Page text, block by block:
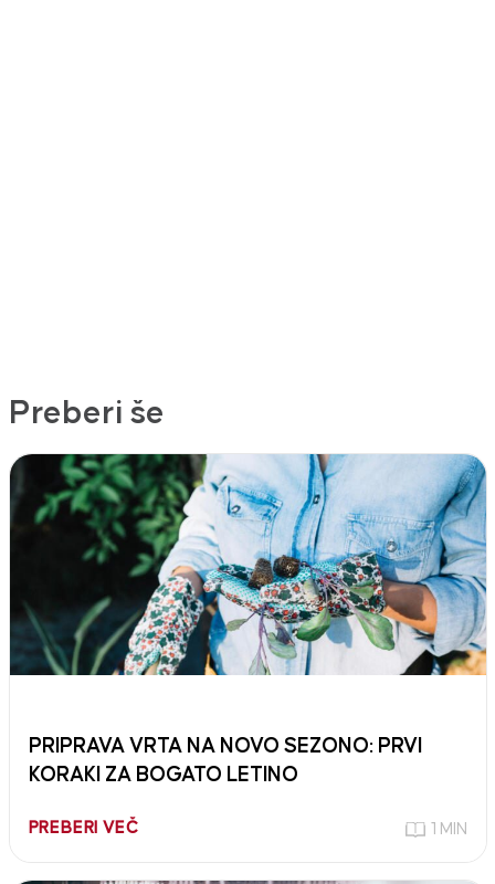
Preberi še
PRIPRAVA VRTA NA NOVO SEZONO: PRVI
KORAKI ZA BOGATO LETINO
PREBERI VEČ 1 MIN